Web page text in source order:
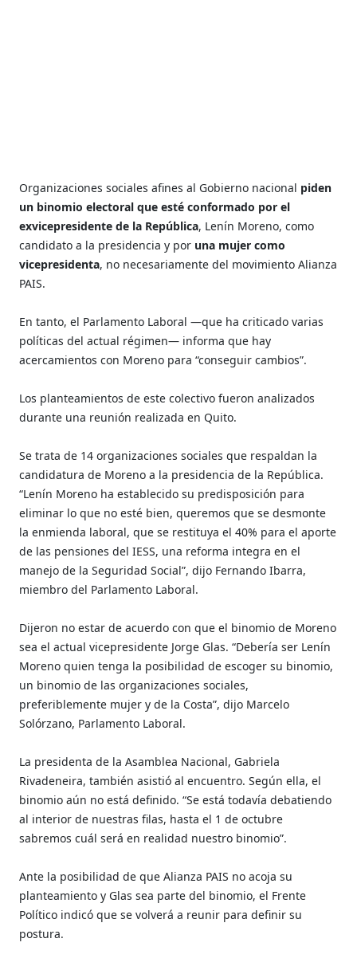
Organizaciones sociales afines al Gobierno nacional piden
un binomio electoral que esté conformado por el
exvicepresidente de la República, Lenín Moreno, como
candidato a la presidencia y por una mujer como
vicepresidenta, no necesariamente del movimiento Alianza
PAIS.
En tanto, el Parlamento Laboral —que ha criticado varias
políticas del actual régimen— informa que hay
acercamientos con Moreno para “conseguir cambios”.
Los planteamientos de este colectivo fueron analizados
durante una reunión realizada en Quito.
Se trata de 14 organizaciones sociales que respaldan la
candidatura de Moreno a la presidencia de la República.
“Lenín Moreno ha establecido su predisposición para
eliminar lo que no esté bien, queremos que se desmonte
la enmienda laboral, que se restituya el 40% para el aporte
de las pensiones del IESS, una reforma integra en el
manejo de la Seguridad Social”, dijo Fernando Ibarra,
miembro del Parlamento Laboral.
Dijeron no estar de acuerdo con que el binomio de Moreno
sea el actual vicepresidente Jorge Glas. “Debería ser Lenín
Moreno quien tenga la posibilidad de escoger su binomio,
un binomio de las organizaciones sociales,
preferiblemente mujer y de la Costa”, dijo Marcelo
Solórzano, Parlamento Laboral.
La presidenta de la Asamblea Nacional, Gabriela
Rivadeneira, también asistió al encuentro. Según ella, el
binomio aún no está definido. “Se está todavía debatiendo
al interior de nuestras filas, hasta el 1 de octubre
sabremos cuál será en realidad nuestro binomio”.
Ante la posibilidad de que Alianza PAIS no acoja su
planteamiento y Glas sea parte del binomio, el Frente
Político indicó que se volverá a reunir para definir su
postura.